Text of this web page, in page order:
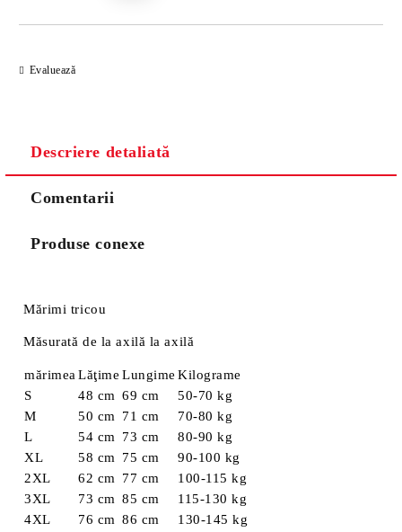
Evaluează
Descriere detaliată
Comentarii
Produse conexe
Mărimi tricou
Măsurată de la axilă la axilă
mărimea Lăţime Lungime Kilograme
S
48 cm 69 cm
50-70 kg
M
50 cm 71 cm
70-80 kg
L
54 cm 73 cm
80-90 kg
XL
58 cm 75 cm
90-100 kg
2XL
62 cm 77 cm
100-115 kg
3XL
73 cm 85 cm
115-130 kg
4XL
76 cm 86 cm
130-145 kg